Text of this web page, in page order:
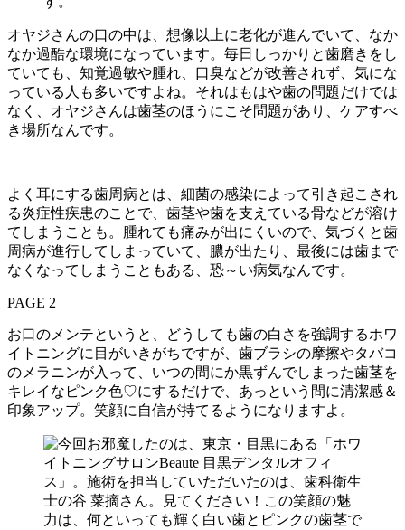
オヤジさんの口の中は、想像以上に老化が進んでいて、なか
なか過酷な環境になっています。毎日しっかりと歯磨きをし
ていても、知覚過敏や腫れ、口臭などが改善されず、気にな
っている人も多いですよね。それはもはや歯の問題だけでは
なく、オヤジさんは歯茎のほうにこそ問題があり、ケアすべ
き場所なんです。
よく耳にする歯周病とは、細菌の感染によって引き起こされ
る炎症性疾患のことで、歯茎や歯を支えている骨などが溶け
てしまうことも。腫れても痛みが出にくいので、気づくと歯
周病が進行してしまっていて、膿が出たり、最後には歯まで
なくなってしまうこともある、恐～い病気なんです。
PAGE 2
お口のメンテというと、どうしても歯の白さを強調するホワ
イトニングに目がいきがちですが、歯ブラシの摩擦やタバコ
のメラニンが入って、いつの間にか黒ずんでしまった歯茎を
キレイなピンク色♡にするだけで、あっという間に清潔感＆
印象アップ。笑顔に自信が持てるようになりますよ。